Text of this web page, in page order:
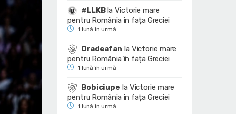
#LLKBlaVictorie mare
pentru România în fața Greciei
1 lună în urmă
Oradeafan la Victorie mare
pentru România în fața Greciei
1 lună în urmă
Bobiciupe la Victorie mare
pentru România în fața Greciei
1 lună în urmă